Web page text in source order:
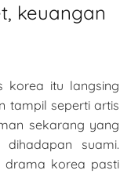
keuangan
korea itu langsing
tampil seperti artis
sekarang yang
suami.
drama korea pasti